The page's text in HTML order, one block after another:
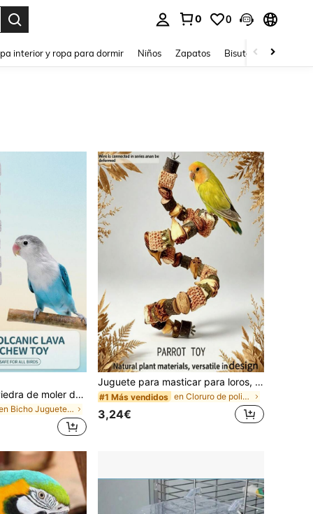
0 0
interior y ropa para dormir Niños Zapatos Bisutería Y
PETSIN 1 pieza Piedra de moler de calcio de varios colores con campana para jaula, juguete colgante con estilo floral para masticar, apto para cacatúa, inseparable, periquito, hámster, conejo
en Bicho Juguetes y entrenamiento para aves
Juguete para masticar para loros, Soporte para pájaros pequeños con rayas de tigre, Percha para afilar para cacatúas y loros, Juguete para trepar y masticar, Accesorio para jaula de pájaros, Peonía
#1 Más vendidos en Cloruro de polivinilo Juguetes y entrenamiento
3,24€